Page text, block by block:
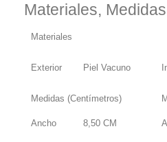
Materiales, Medidas
Materiales
Exterior Piel Vacuno
Medidas (Centímetros)
Ancho 8,50 CM